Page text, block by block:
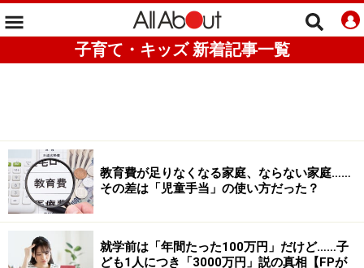
子育て・キッズ 新着記事一覧
教育費が足りなくなる家庭、ならない家庭……
その差は「児童手当」の使い方だった？
就学前は「年間たった100万円」だけど……子
ども1人につき「3000万円」説の真相【FPが